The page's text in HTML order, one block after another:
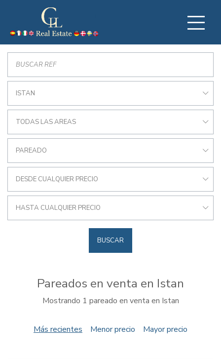
ISTAN
TODAS LAS AREAS
PAREADO
DESDE CUALQUIER PRECIO
HASTA CUALQUIER PRECIO
BUSCAR
Pareados en venta en Istan
Mostrando 1 pareado en venta en Istan
Más recientes Menor precio Mayor precio